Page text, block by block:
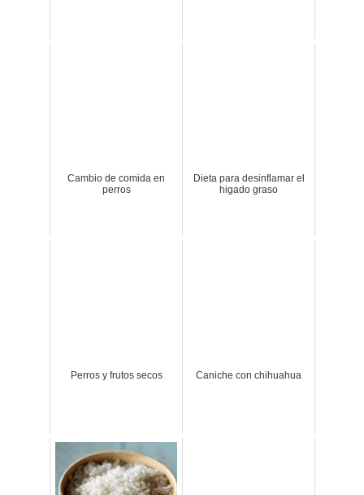
Cambio de comida en
perros
Dieta para desinflamar el
higado graso
Perros y frutos secos Caniche con chihuahua